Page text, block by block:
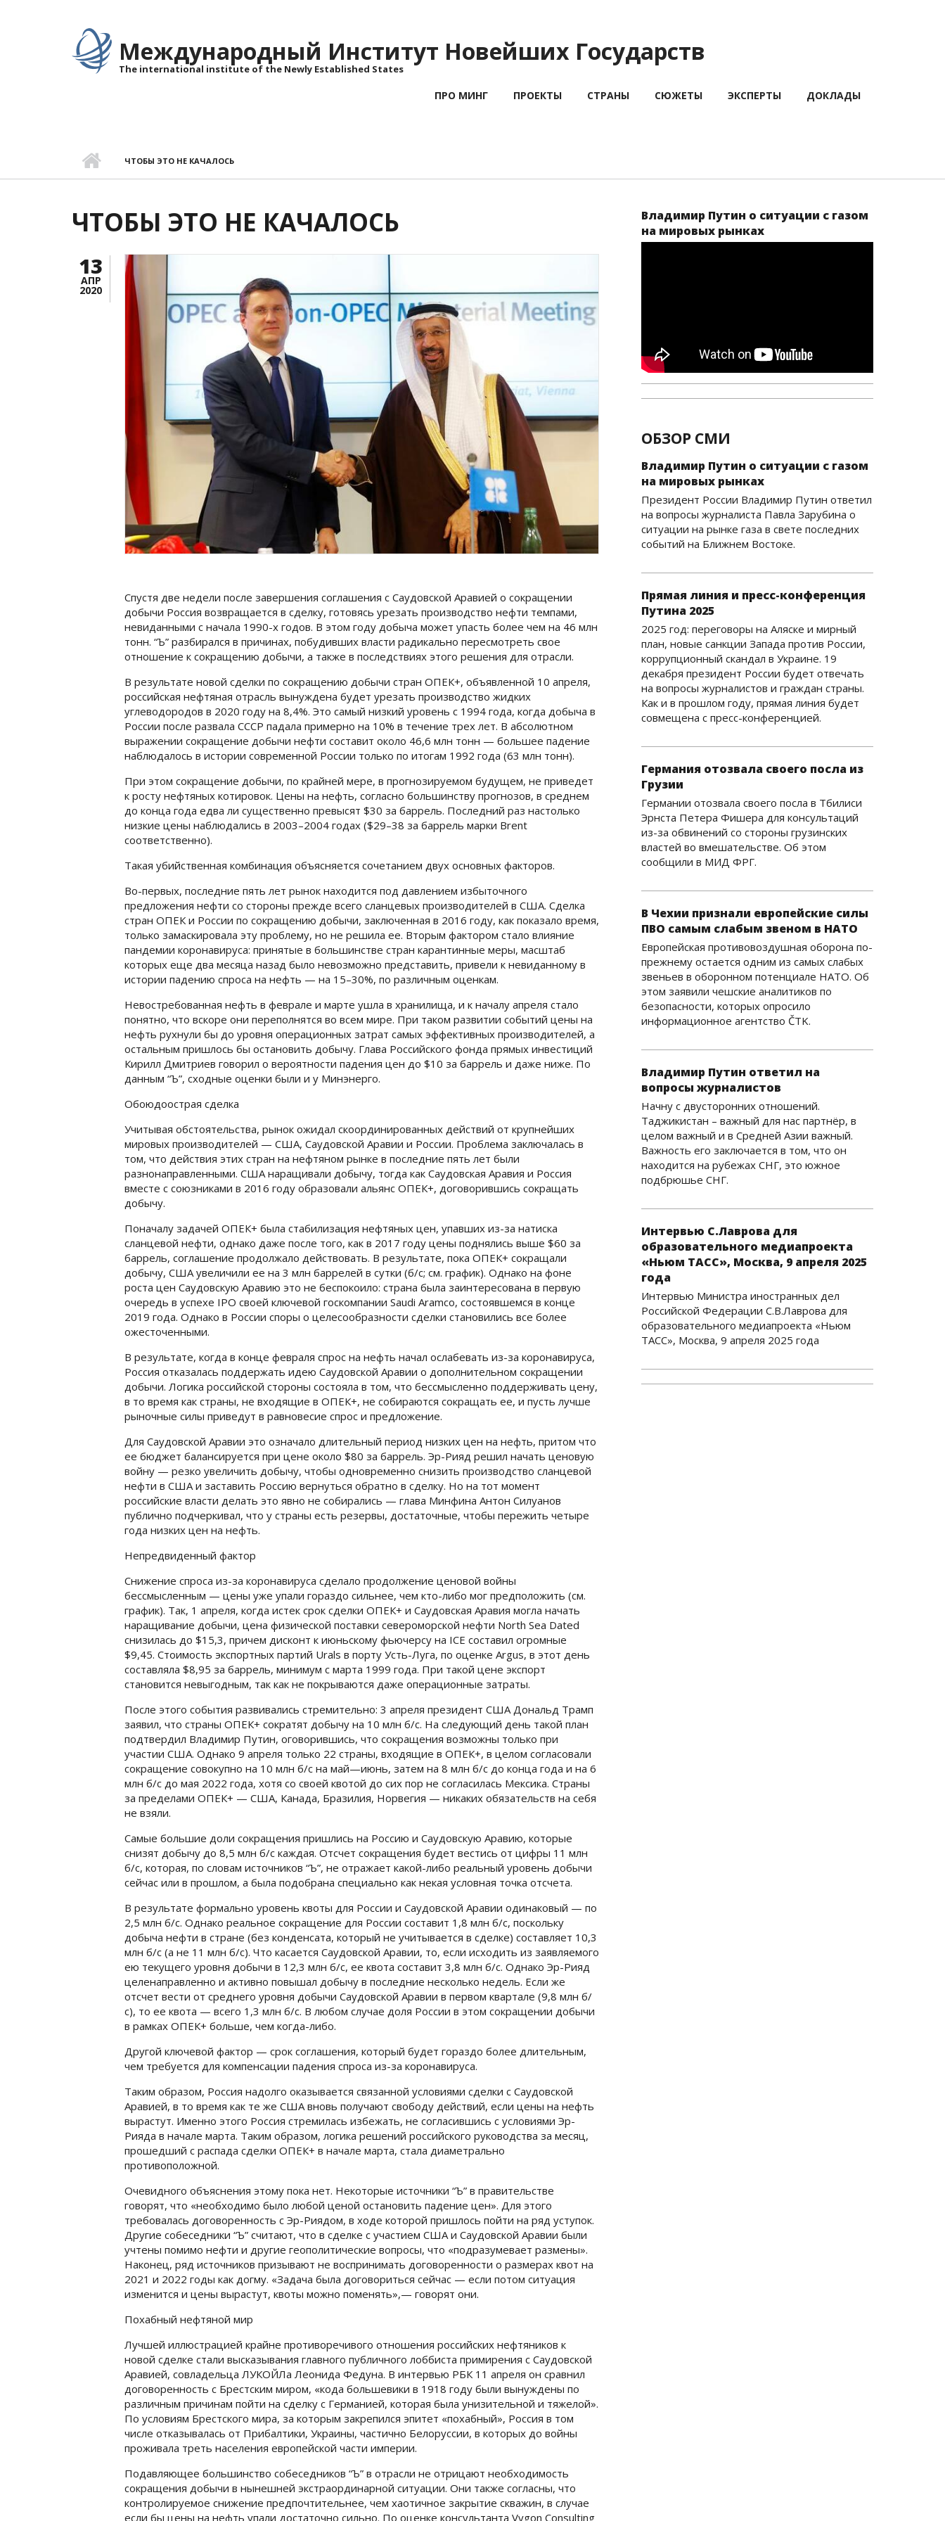
Международный Институт Новейших Государств
The international institute of the Newly Established States
ПРО МИНГ ПРОЕКТЫ СТРАНЫ СЮЖЕТЫ ЭКСПЕРТЫ ДОКЛАДЫ
ЧТОБЫ ЭТО НЕ КАЧАЛОСЬ
ЧТОБЫ ЭТО НЕ КАЧАЛОСЬ
13
АПР
2020
Спустя две недели после завершения соглашения с Саудовской Аравией о сокращении
добычи Россия возвращается в сделку, готовясь урезать производство нефти темпами,
невиданными с начала 1990-х годов. В этом году добыча может упасть более чем на 46 млн
тонн. “Ъ” разбирался в причинах, побудивших власти радикально пересмотреть свое
отношение к сокращению добычи, а также в последствиях этого решения для отрасли.
В результате новой сделки по сокращению добычи стран ОПЕК+, объявленной 10 апреля,
российская нефтяная отрасль вынуждена будет урезать производство жидких
углеводородов в 2020 году на 8,4%. Это самый низкий уровень с 1994 года, когда добыча в
России после развала СССР падала примерно на 10% в течение трех лет. В абсолютном
выражении сокращение добычи нефти составит около 46,6 млн тонн — большее падение
наблюдалось в истории современной России только по итогам 1992 года (63 млн тонн).
При этом сокращение добычи, по крайней мере, в прогнозируемом будущем, не приведет
к росту нефтяных котировок. Цены на нефть, согласно большинству прогнозов, в среднем
до конца года едва ли существенно превысят $30 за баррель. Последний раз настолько
низкие цены наблюдались в 2003–2004 годах ($29–38 за баррель марки Brent
соответственно).
Такая убийственная комбинация объясняется сочетанием двух основных факторов.
Во-первых, последние пять лет рынок находится под давлением избыточного
предложения нефти со стороны прежде всего сланцевых производителей в США. Сделка
стран ОПЕК и России по сокращению добычи, заключенная в 2016 году, как показало время,
только замаскировала эту проблему, но не решила ее. Вторым фактором стало влияние
пандемии коронавируса: принятые в большинстве стран карантинные меры, масштаб
которых еще два месяца назад было невозможно представить, привели к невиданному в
истории падению спроса на нефть — на 15–30%, по различным оценкам.
Невостребованная нефть в феврале и марте ушла в хранилища, и к началу апреля стало
понятно, что вскоре они переполнятся во всем мире. При таком развитии событий цены на
нефть рухнули бы до уровня операционных затрат самых эффективных производителей, а
остальным пришлось бы остановить добычу. Глава Российского фонда прямых инвестиций
Кирилл Дмитриев говорил о вероятности падения цен до $10 за баррель и даже ниже. По
данным “Ъ”, сходные оценки были и у Минэнерго.
Обоюдоострая сделка
Учитывая обстоятельства, рынок ожидал скоординированных действий от крупнейших
мировых производителей — США, Саудовской Аравии и России. Проблема заключалась в
том, что действия этих стран на нефтяном рынке в последние пять лет были
разнонаправленными. США наращивали добычу, тогда как Саудовская Аравия и Россия
вместе с союзниками в 2016 году образовали альянс ОПЕК+, договорившись сокращать
добычу.
Поначалу задачей ОПЕК+ была стабилизация нефтяных цен, упавших из-за натиска
сланцевой нефти, однако даже после того, как в 2017 году цены поднялись выше $60 за
баррель, соглашение продолжало действовать. В результате, пока ОПЕК+ сокращали
добычу, США увеличили ее на 3 млн баррелей в сутки (б/с; см. график). Однако на фоне
роста цен Саудовскую Аравию это не беспокоило: страна была заинтересована в первую
очередь в успехе IPO своей ключевой госкомпании Saudi Aramco, состоявшемся в конце
2019 года. Однако в России споры о целесообразности сделки становились все более
ожесточенными.
В результате, когда в конце февраля спрос на нефть начал ослабевать из-за коронавируса,
Россия отказалась поддержать идею Саудовской Аравии о дополнительном сокращении
добычи. Логика российской стороны состояла в том, что бессмысленно поддерживать цену,
в то время как страны, не входящие в ОПЕК+, не собираются сокращать ее, и пусть лучше
рыночные силы приведут в равновесие спрос и предложение.
Для Саудовской Аравии это означало длительный период низких цен на нефть, притом что
ее бюджет балансируется при цене около $80 за баррель. Эр-Рияд решил начать ценовую
войну — резко увеличить добычу, чтобы одновременно снизить производство сланцевой
нефти в США и заставить Россию вернуться обратно в сделку. Но на тот момент
российские власти делать это явно не собирались — глава Минфина Антон Силуанов
публично подчеркивал, что у страны есть резервы, достаточные, чтобы пережить четыре
года низких цен на нефть.
Непредвиденный фактор
Снижение спроса из-за коронавируса сделало продолжение ценовой войны
бессмысленным — цены уже упали гораздо сильнее, чем кто-либо мог предположить (см.
график). Так, 1 апреля, когда истек срок сделки ОПЕК+ и Саудовская Аравия могла начать
наращивание добычи, цена физической поставки североморской нефти North Sea Dated
снизилась до $15,3, причем дисконт к июньскому фьючерсу на ICE составил огромные
$9,45. Стоимость экспортных партий Urals в порту Усть-Луга, по оценке Argus, в этот день
составляла $8,95 за баррель, минимум с марта 1999 года. При такой цене экспорт
становится невыгодным, так как не покрываются даже операционные затраты.
После этого события развивались стремительно: 3 апреля президент США Дональд Трамп
заявил, что страны ОПЕК+ сократят добычу на 10 млн б/с. На следующий день такой план
подтвердил Владимир Путин, оговорившись, что сокращения возможны только при
участии США. Однако 9 апреля только 22 страны, входящие в ОПЕК+, в целом согласовали
сокращение совокупно на 10 млн б/с на май—июнь, затем на 8 млн б/с до конца года и на 6
млн б/с до мая 2022 года, хотя со своей квотой до сих пор не согласилась Мексика. Страны
за пределами ОПЕК+ — США, Канада, Бразилия, Норвегия — никаких обязательств на себя
не взяли.
Самые большие доли сокращения пришлись на Россию и Саудовскую Аравию, которые
снизят добычу до 8,5 млн б/с каждая. Отсчет сокращения будет вестись от цифры 11 млн
б/с, которая, по словам источников “Ъ”, не отражает какой-либо реальный уровень добычи
сейчас или в прошлом, а была подобрана специально как некая условная точка отсчета.
В результате формально уровень квоты для России и Саудовской Аравии одинаковый — по
2,5 млн б/с. Однако реальное сокращение для России составит 1,8 млн б/с, поскольку
добыча нефти в стране (без конденсата, который не учитывается в сделке) составляет 10,3
млн б/с (а не 11 млн б/с). Что касается Саудовской Аравии, то, если исходить из заявляемого
ею текущего уровня добычи в 12,3 млн б/с, ее квота составит 3,8 млн б/с. Однако Эр-Рияд
целенаправленно и активно повышал добычу в последние несколько недель. Если же
отсчет вести от среднего уровня добычи Саудовской Аравии в первом квартале (9,8 млн б/
с), то ее квота — всего 1,3 млн б/с. В любом случае доля России в этом сокращении добычи
в рамках ОПЕК+ больше, чем когда-либо.
Другой ключевой фактор — срок соглашения, который будет гораздо более длительным,
чем требуется для компенсации падения спроса из-за коронавируса.
Таким образом, Россия надолго оказывается связанной условиями сделки с Саудовской
Аравией, в то время как те же США вновь получают свободу действий, если цены на нефть
вырастут. Именно этого Россия стремилась избежать, не согласившись с условиями Эр-
Рияда в начале марта. Таким образом, логика решений российского руководства за месяц,
прошедший с распада сделки ОПЕК+ в начале марта, стала диаметрально
противоположной.
Очевидного объяснения этому пока нет. Некоторые источники “Ъ” в правительстве
говорят, что «необходимо было любой ценой остановить падение цен». Для этого
требовалась договоренность с Эр-Риядом, в ходе которой пришлось пойти на ряд уступок.
Другие собеседники “Ъ” считают, что в сделке с участием США и Саудовской Аравии были
учтены помимо нефти и другие геополитические вопросы, что «подразумевает размены».
Наконец, ряд источников призывают не воспринимать договоренности о размерах квот на
2021 и 2022 годы как догму. «Задача была договориться сейчас — если потом ситуация
изменится и цены вырастут, квоты можно поменять»,— говорят они.
Похабный нефтяной мир
Лучшей иллюстрацией крайне противоречивого отношения российских нефтяников к
новой сделке стали высказывания главного публичного лоббиста примирения с Саудовской
Аравией, совладельца ЛУКОЙЛа Леонида Федуна. В интервью РБК 11 апреля он сравнил
договоренность с Брестским миром, «кода большевики в 1918 году были вынуждены по
различным причинам пойти на сделку с Германией, которая была унизительной и тяжелой».
По условиям Брестского мира, за которым закрепился эпитет «похабный», Россия в том
числе отказывалась от Прибалтики, Украины, частично Белоруссии, в которых до войны
проживала треть населения европейской части империи.
Подавляющее большинство собеседников “Ъ” в отрасли не отрицают необходимость
сокращения добычи в нынешней экстраординарной ситуации. Они также согласны, что
контролируемое снижение предпочтительнее, чем хаотичное закрытие скважин, в случае
если бы цены на нефть упали достаточно сильно. По оценке консультанта Vygon Consulting
Владимир Путин о ситуации с газом
на мировых рынках
ОБЗОР СМИ
Владимир Путин о ситуации с газом
на мировых рынках
Президент России Владимир Путин ответил
на вопросы журналиста Павла Зарубина о
ситуации на рынке газа в свете последних
событий на Ближнем Востоке.
Прямая линия и пресс-конференция
Путина 2025
2025 год: переговоры на Аляске и мирный
план, новые санкции Запада против России,
коррупционный скандал в Украине. 19
декабря президент России будет отвечать
на вопросы журналистов и граждан страны.
Как и в прошлом году, прямая линия будет
совмещена с пресс-конференцией.
Германия отозвала своего посла из
Грузии
Германии отозвала своего посла в Тбилиси
Эрнста Петера Фишера для консультаций
из-за обвинений со стороны грузинских
властей во вмешательстве. Об этом
сообщили в МИД ФРГ.
В Чехии признали европейские силы
ПВО самым слабым звеном в НАТО
Европейская противовоздушная оборона по-
прежнему остается одним из самых слабых
звеньев в оборонном потенциале НАТО. Об
этом заявили чешские аналитиков по
безопасности, которых опросило
информационное агентство ČTK.
Владимир Путин ответил на
вопросы журналистов
Начну с двусторонних отношений.
Таджикистан – важный для нас партнёр, в
целом важный и в Средней Азии важный.
Важность его заключается в том, что он
находится на рубежах СНГ, это южное
подбрюшье СНГ.
Интервью С.Лаврова для
образовательного медиапроекта
«Ньюм ТАСС», Москва, 9 апреля 2025
года
Интервью Министра иностранных дел
Российской Федерации С.В.Лаврова для
образовательного медиапроекта «Ньюм
ТАСС», Москва, 9 апреля 2025 года